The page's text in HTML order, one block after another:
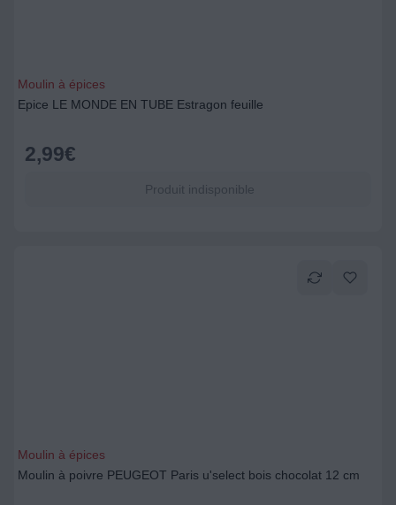
Moulin à épices
Epice LE MONDE EN TUBE Estragon feuille
2,99€
Produit indisponible
Moulin à épices
Moulin à poivre PEUGEOT Paris u'select bois chocolat 12 cm